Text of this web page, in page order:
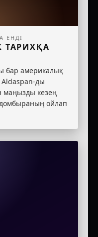
ЕНДІ
ТАРИХҚА
бар америкалық
ды
маңызды кезең
домбыраның ойлап